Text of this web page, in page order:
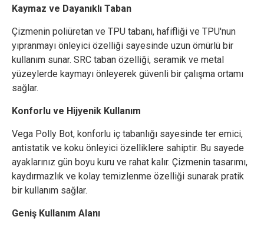
Kaymaz ve Dayanıklı Taban
Çizmenin poliüretan ve TPU tabanı, hafifliği ve TPU'nun
yıpranmayı önleyici özelliği sayesinde uzun ömürlü bir
kullanım sunar. SRC taban özelliği, seramik ve metal
yüzeylerde kaymayı önleyerek güvenli bir çalışma ortamı
sağlar.
Konforlu ve Hijyenik Kullanım
Vega Polly Bot, konforlu iç tabanlığı sayesinde ter emici,
antistatik ve koku önleyici özelliklere sahiptir. Bu sayede
ayaklarınız gün boyu kuru ve rahat kalır. Çizmenin tasarımı,
kaydırmazlık ve kolay temizlenme özelliği sunarak pratik
bir kullanım sağlar.
Geniş Kullanım Alanı